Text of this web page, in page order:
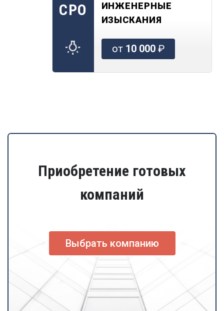
СРО
ИНЖЕНЕРНЫЕ
ИЗЫСКАНИЯ
от 10 000₽
Приобретение готовых
компаний
Выбрать компанию